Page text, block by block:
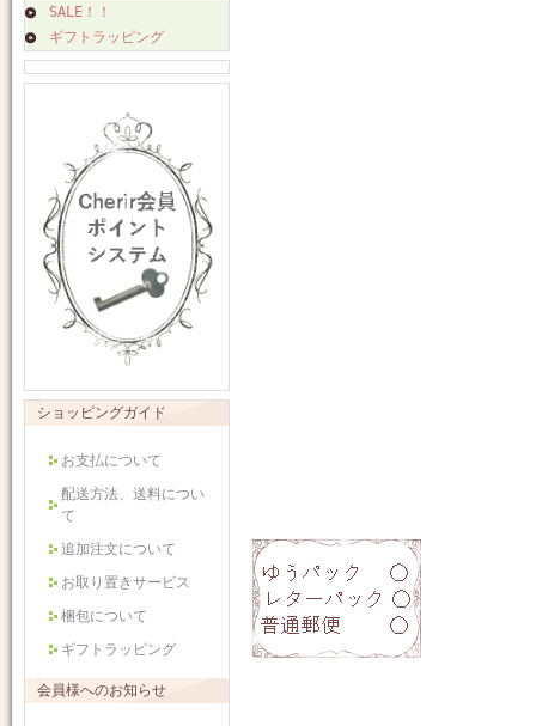
SALE！！
ギフトラッピング
ショッピングガイド
お支払について
配送方法、送料につい
て
追加注文について
お取り置きサービス
梱包について
ギフトラッピング
会員様へのお知らせ